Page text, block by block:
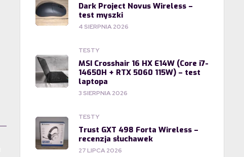
Dark Project Novus Wireless –
test myszki
4 SIERPNIA 2026
TESTY
MSI Crosshair 16 HX E14W (Core i7-
14650H + RTX 5060 115W) – test
laptopa
3 SIERPNIA 2026
TESTY
Trust GXT 498 Forta Wireless –
recenzja słuchawek
27 LIPCA 2026